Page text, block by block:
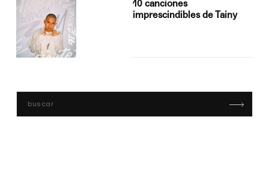
10 canciones
imprescindibles de Tainy